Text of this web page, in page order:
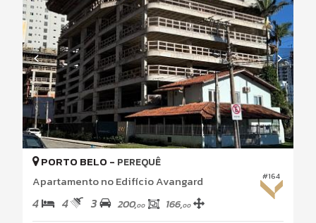
#164
PORTO BELO - PEREQUÊ
Apartamento no Edifício Avangard
4 4 3 200,00 166,00